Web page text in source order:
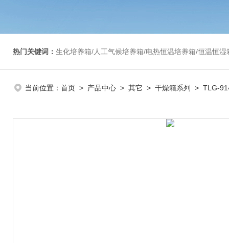
热门关键词： 生化培养箱/人工气候培养箱/电热恒温培养箱/恒温恒湿箱/光照培养箱/二氧化碳培养箱
当前位置： 首页 > 产品中心 > 其它 > 干燥箱系列 > TLG-